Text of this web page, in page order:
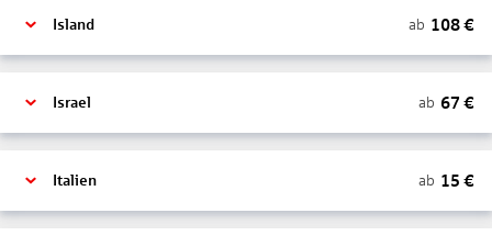
Island ab 108€
Israel ab 67 €
Italien ab 15 €